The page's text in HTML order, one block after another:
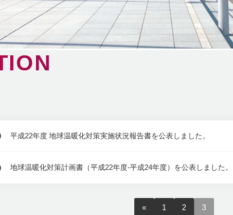
平成22年度 地球温暖化対策実施状況報告書を公表しました。
地球温暖化対策計画書（平成22年度-平成24年度）を公表しました。
« 1 2 3